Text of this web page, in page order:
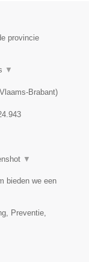
provincie
▼
Vlaams-Brabant)
▼
bieden we een
Preventie,